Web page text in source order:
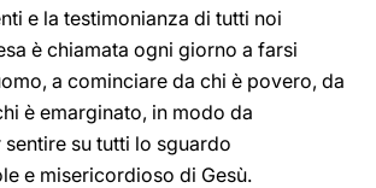
e la testimonianza di tutti noi
è chiamata ogni giorno a farsi
a cominciare da chi è povero, da
è emarginato, in modo da
su tutti lo sguardo
e misericordioso di Gesù.